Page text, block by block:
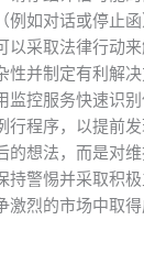
例如对话或停止
采取法律行动来
性并制定有利解
监控服务快速识
行程序，以提前
的想法，而是对
持警惕并采取积
激烈的市场中取